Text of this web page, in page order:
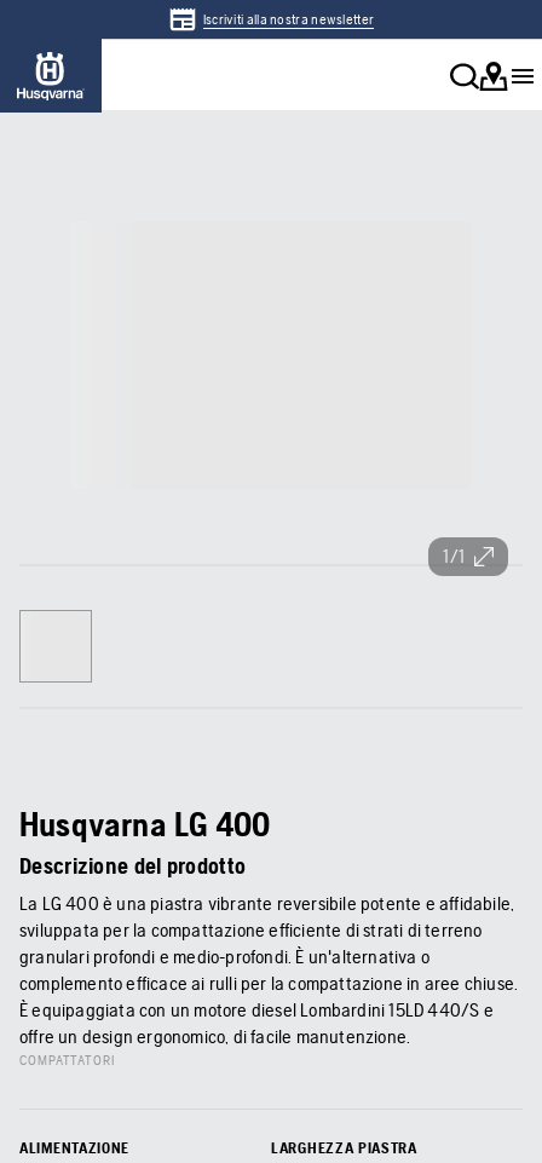
Iscriviti alla nostra newsletter
1/1
Husqvarna LG 400
Descrizione del prodotto
La LG 400 è una piastra vibrante reversibile potente e affidabile,
sviluppata per la compattazione efficiente di strati di terreno
granulari profondi e medio-profondi. È un'alternativa o
complemento efficace ai rulli per la compattazione in aree chiuse.
È equipaggiata con un motore diesel Lombardini 15LD 440/S e
offre un design ergonomico, di facile manutenzione.
COMPATTATORI
ALIMENTAZIONE LARGHEZZA PIASTRA